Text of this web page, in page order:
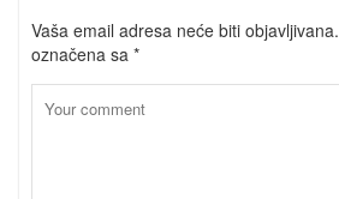
Vaša email adresa neće biti objavljivana.
označena sa *